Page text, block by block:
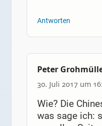
Antworten
Peter
30. Juli 2017 um
Wie? Die
was sage ich: